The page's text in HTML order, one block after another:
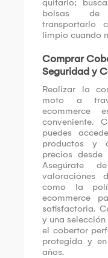
bolsas de
transportarlo
limpio cuando
Comprar
Seguridad y
Realizar la
moto a
ecommerce
conveniente.
puedes
productos y
precios
Asegúrate
valoraciones
como la
ecommerce
satisfactoria.
y una
el cobertor
protegida y
años.